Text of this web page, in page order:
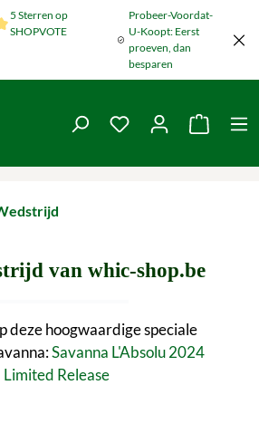
5 Sterren op
SHOPVOTE
Probeer-Voordat-
U-Koopt: Eerst
proeven, dan
besparen
Je hebt 0 items op
De
van whic-shop.be
deze hoogwaardige speciale
Savanna L'Absolu 2024
Limited Release